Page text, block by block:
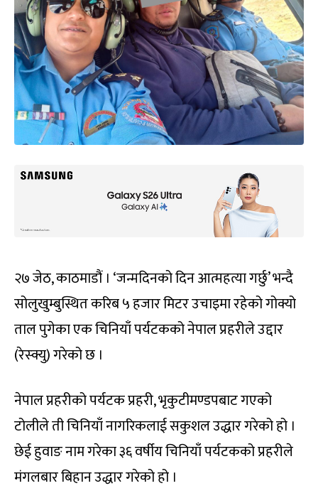
२७ जेठ, काठमाडौं । ‘जन्मदिनको दिन आत्महत्या गर्छु’ भन्दै
सोलुखुम्बुस्थित करिब ५ हजार मिटर उचाइमा रहेको गोक्यो
ताल पुगेका एक चिनियाँ पर्यटकको नेपाल प्रहरीले उद्दार
(रेस्क्यु) गरेको छ ।
नेपाल प्रहरीको पर्यटक प्रहरी, भृकुटीमण्डपबाट गएको
टोलीले ती चिनियाँ नागरिकलाई सकुशल उद्धार गरेको हो ।
छेई हुवाङ नाम गरेका ३६ वर्षीय चिनियाँ पर्यटकको प्रहरीले
मंगलबार बिहान उद्धार गरेको हो ।